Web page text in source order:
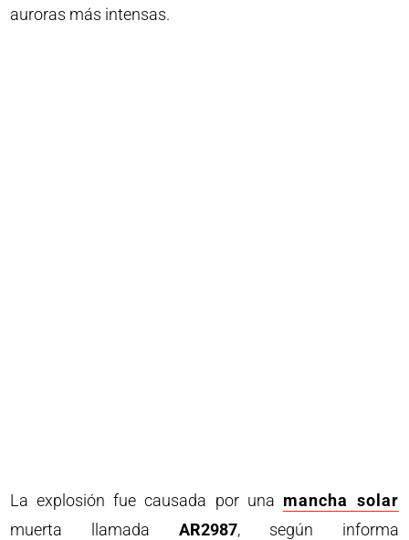
auroras más intensas.
La explosión fue causada por una mancha solar
muerta llamada AR2987, según informa